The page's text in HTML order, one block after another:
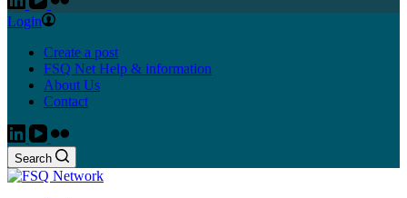
Login
Create a post
FSQ Net Help & information
About Us
Contact
Search